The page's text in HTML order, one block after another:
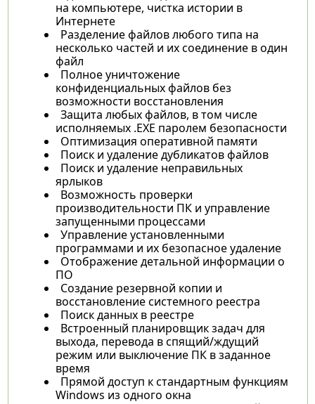
на компьютере, чистка истории в
Интернете
Разделение файлов любого типа на
несколько частей и их соединение в один
файл
Полное уничтожение
конфиденциальных файлов без
возможности восстановления
Защита любых файлов, в том числе
исполняемых .EXE паролем безопасности
Оптимизация оперативной памяти
Поиск и удаление дубликатов файлов
Поиск и удаление неправильных
ярлыков
Возможность проверки
производительности ПК и управление
запущенными процессами
Управление установленными
программами и их безопасное удаление
Отображение детальной информации о
ПО
Создание резервной копии и
восстановление системного реестра
Поиск данных в реестре
Встроенный планировщик задач для
выхода, перевода в спящий/ждущий
режим или выключение ПК в заданное
время
Прямой доступ к стандартным функциям
Windows из одного окна